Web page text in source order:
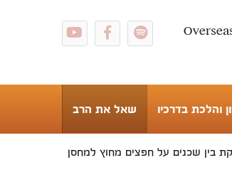
והלכת בדרכיו שאל את הרב
בין שכנים על חפצים מחוץ למחסן